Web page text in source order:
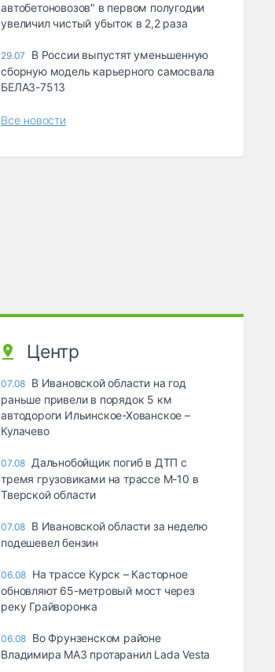
автобетоновозов" в первом полугодии
увеличил чистый убыток в 2,2 раза
29.07
В России выпустят уменьшенную
сборную модель карьерного самосвала
БЕЛАЗ-7513
Все новости
Центр
07.08 В Ивановской области на год
раньше привели в порядок 5 км
автодороги Ильинское-Хованское –
Кулачево
07.08 Дальнобойщик погиб в ДТП с
тремя грузовиками на трассе М-10 в
Тверской области
07.08 В Ивановской области за неделю
подешевел бензин
06.08 На трассе Курск – Касторное
обновляют 65-метровый мост через
реку Грайворонка
06.08 Во Фрунзенском районе
Владимира МАЗ протаранил Lada Vesta